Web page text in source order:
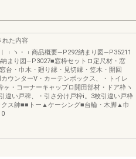
れた内容
ヽ・︲商品概要―P292納まり図―P35211
まり図―P3027■窓枠セットロ定尺材・窓
台・巾木・廻り縁・見切縁・笠木・開回
ウンターV・カーテンボックス、・トイレ
ヶ・コーナーキャップロ開田部材・ドア枠ヽ
違い戸稗、・引さ分け戸枠i。3枚引違い戸枠
クス帥■■トー▲ケーシング■台輪・木脚▲巾